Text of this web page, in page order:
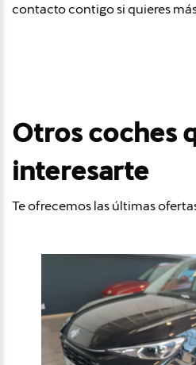
contacto contigo si quieres
Otros coches
interesarte
Te ofrecemos las últimas